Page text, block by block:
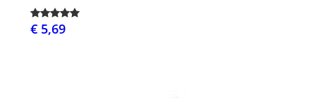
€ 5,69